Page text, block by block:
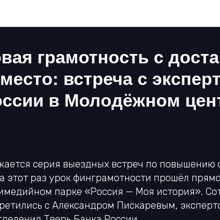
грамотность с
встреча с
в Молодёжном
серия выездных встреч по повышению
этот раз урок финграмотности прошёл
парке «Россия — Моя история».
с Александром Пискаревым,